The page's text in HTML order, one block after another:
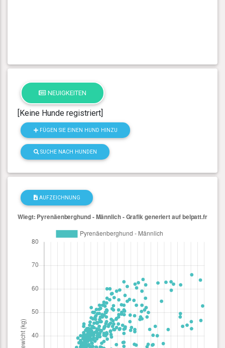
NEUIGKEITEN
[Keine Hunde registriert]
FÜGEN SIE EINEN HUND HINZU
SUCHE NACH HUNDEN
AUFZEICHNUNG